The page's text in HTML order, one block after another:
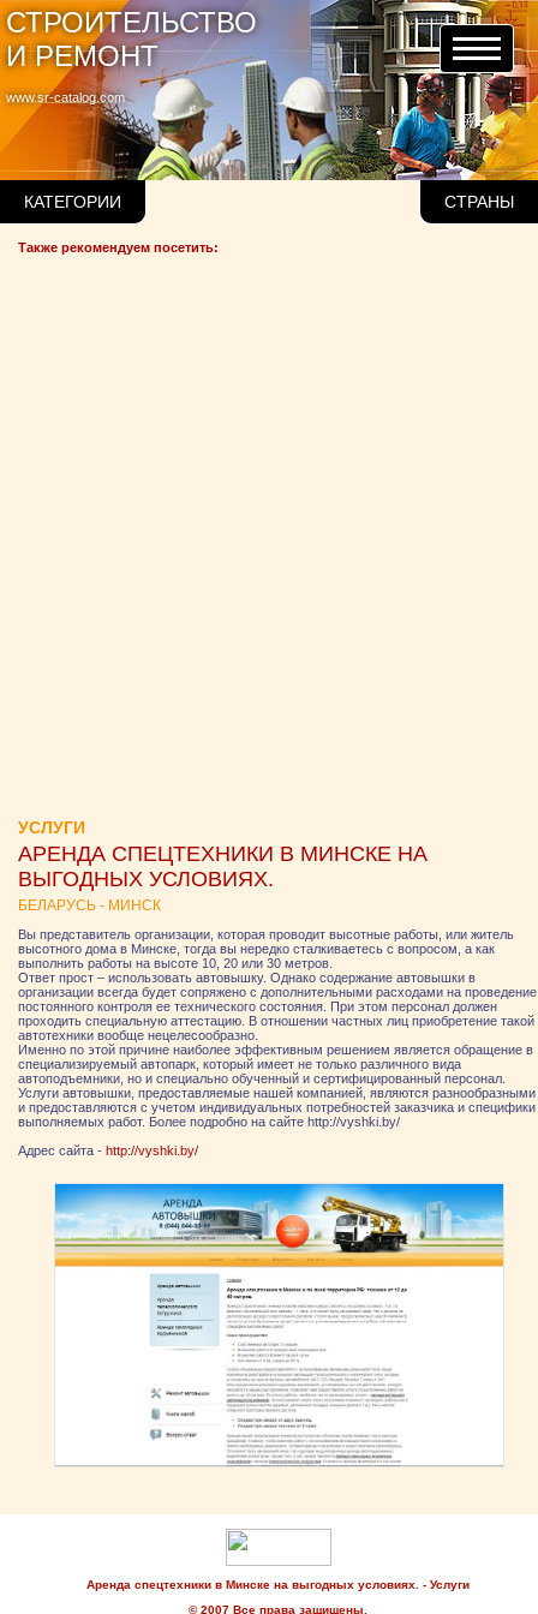
www.sr-catalog.com
СТРОИТЕЛЬСТВО
И РЕМОНТ
КАТЕГОРИИ СТРАНЫ
Также рекомендуем посетить:
УСЛУГИ
АРЕНДА СПЕЦТЕХНИКИ В МИНСКЕ НА
ВЫГОДНЫХ УСЛОВИЯХ.
БЕЛАРУСЬ - МИНСК
Вы представитель организации, которая проводит высотные работы, или житель
высотного дома в Минске, тогда вы нередко сталкиваетесь с вопросом, а как
выполнить работы на высоте 10, 20 или 30 метров.
Ответ прост – использовать автовышку. Однако содержание автовышки в
организации всегда будет сопряжено с дополнительными расходами на проведение
постоянного контроля ее технического состояния. При этом персонал должен
проходить специальную аттестацию. В отношении частных лиц приобретение такой
автотехники вообще нецелесообразно.
Именно по этой причине наиболее эффективным решением является обращение в
специализируемый автопарк, который имеет не только различного вида
автоподъемники, но и специально обученный и сертифицированный персонал.
Услуги автовышки, предоставляемые нашей компанией, являются разнообразными
и предоставляются с учетом индивидуальных потребностей заказчика и специфики
выполняемых работ. Более подробно на сайте http://vyshki.by/
Адрес сайта - http://vyshki.by/
Аренда спецтехники в Минске на выгодных условиях. - Услуги
© 2007 Все права защищены.